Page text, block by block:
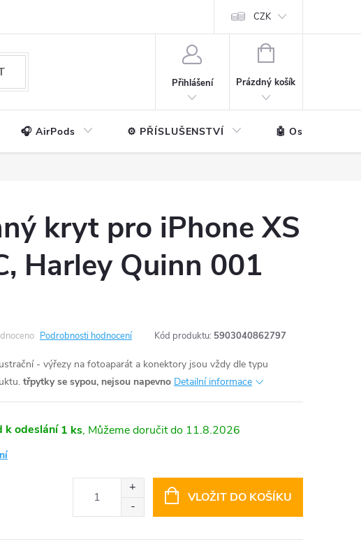
CZK
Přihlášení
NÁKUPNÍ
Prázdný košík
🎧 AirPods ⚙️ PŘÍSLUŠENSTVÍ 🤖 Ostatní
kryt pro iPhone XS
Harley Quinn 001
Podrobnosti hodnocení Kód produktu: 5903040862797
- výřezy na fotoaparát a konektory jsou vždy dle typu
třpytky se sypou, nejsou napevno Detailní informace
k odeslání 1 ks 11.8.2026
VLOŽIT DO KOŠÍKU